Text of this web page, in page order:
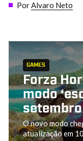
PorAlvaro Neto
GAMES
Forza
modo
setembro
O novo modo
atualização em